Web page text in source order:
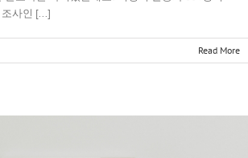
사인 [...]
Read More